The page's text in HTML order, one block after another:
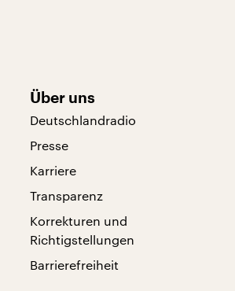
Über uns
Deutschlandradio
Presse
Karriere
Transparenz
Korrekturen und
Richtigstellungen
Barrierefreiheit